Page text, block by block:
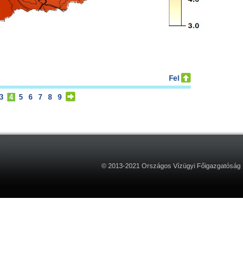
Fel
4 5 6 7 8 9
© 2013-2021 Országos Vízügyi Főigazgatóság |